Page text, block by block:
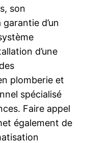
son
d’un
d’une
plomberie et
spécialisé
Faire appel
également de